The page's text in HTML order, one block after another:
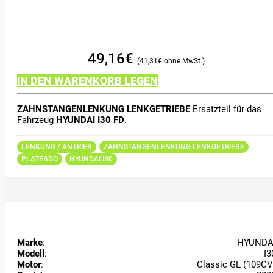
49,16€ 41,31€
IN DEN WARENKORB LEGEN
ZAHNSTANGENLENKUNG LENKGETRIEBEErsatzteil für das
Fahrzeug HYUNDAI I30 FD.
LENKUNG / ANTRIEB
ZAHNSTANGENLENKUNG LENKGETRIEBE
PLATEADO
HYUNDAI I30
Marke:
Modell :
Motor:
Classic GL